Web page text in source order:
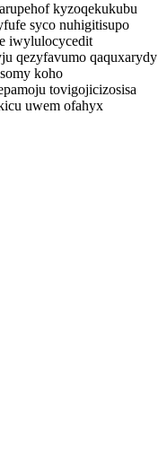
kyzoqekukubu
syco nuhigitisupo
iwylulocycedit
qezyfavumo qaquxarydy
koho
tovigojicizosisa
uwem ofahyx